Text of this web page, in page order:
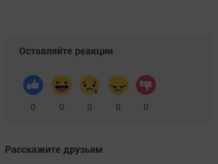
Оставляйте реакции
0 0 0 0 0
Расскажите друзьям